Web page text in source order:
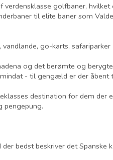
golfbaner,
til elite baner som
go-karts,
og det berømte og
- til gengæld er der åbent
destination for dem
pengepung.
bedst beskriver det Spanske